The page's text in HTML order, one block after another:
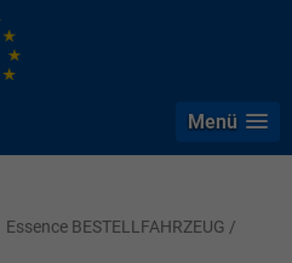
Menü
Essence BESTELLFAHRZEUG /